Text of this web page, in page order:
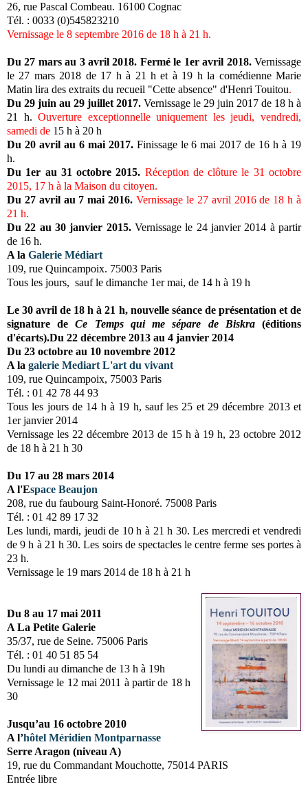
26, rue Pascal Combeau. 16100 Cognac
Tél. : 0033 (0)545823210
Vernissage le 8 septembre 2016 de 18 h à 21 h.
Du 27 mars au 3 avril 2018. Fermé le 1er avril 2018. Vernissage
le 27 mars 2018 de 17 h à 21 h et à 19 h la comédienne Marie
Matin lira des extraits du recueil "Cette absence" d'Henri Touitou.
Du 29 juin au 29 juillet 2017. Vernissage le 29 juin 2017 de 18 h à
21 h.Ouverture exceptionnelle uniquement les jeudi, vendredi,
samedi de 15 h à 20 h
Du 20 avril au 6 mai 2017. Finissage le 6 mai 2017 de 16 h à 19
h.
Du 1er au 31 octobre 2015. Réception de clôture le 31 octobre
2015, 17 h à la Maison du citoyen.
Du 27 avril au 7 mai 2016.Vernissage le 27 avril 2016 de 18 h à
21 h.
Du 22 au 30 janvier 2015. Vernissage le 24 janvier 2014 à partir
de 16 h.
A la Galerie Médiart
109, rue Quincampoix. 75003 Paris
Tous les jours, sauf le dimanche 1er mai, de 14 h à 19 h
Le 30 avril de 18 h à 21 h, nouvelle séance de présentation et de
signature deCe Temps qui me sépare de Biskra(éditions
d'écarts).Du 22 décembre 2013 au 4 janvier 2014
Du 23 octobre au 10 novembre 2012
A la galerie Mediart L'art du vivant
109, rue Quincampoix, 75003 Paris
Tél. : 01 42 78 44 93
Tous les jours de 14 h à 19 h, sauf les 25 et 29 décembre 2013 et
1er janvier 2014
Vernissage les 22 décembre 2013 de 15 h à 19 h, 23 octobre 2012
de 18 h à 21 h 30
Du 17 au 28 mars 2014
A l'Espace Beaujon
208, rue du faubourg Saint-Honoré. 75008 Paris
Tél. : 01 42 89 17 32
Les lundi, mardi, jeudi de 10 h à 21 h 30. Les mercredi et vendredi
de 9 h à 21 h 30. Les soirs de spectacles le centre ferme ses portes à
23 h.
Vernissage le 19 mars 2014 de 18 h à 21 h
Du 8 au 17 mai 2011
A La Petite Galerie
35/37, rue de Seine. 75006 Paris
Tél. : 01 40 51 85 54
Du lundi au dimanche de 13 h à 19h
Vernissage le 12 mai 2011 à partir de 18 h
30
Jusqu’au 16 octobre 2010
A l’hôtel Méridien Montparnasse
Serre Aragon (niveau A)
19, rue du Commandant Mouchotte, 75014 PARIS
Entrée libre